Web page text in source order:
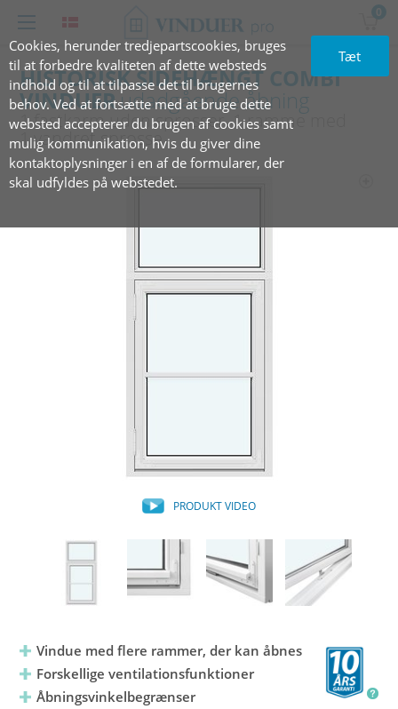
Cookies, herunder tredjepartscookies, bruges
til at forbedre kvaliteten af dette websteds
indhold og til at tilpasse det til brugernes
behov. Ved at fortsætte med at bruge dette
websted accepterer du brugen af cookies samt
mulig kommunikation, hvis du giver dine
kontaktoplysninger i en af de formularer, der
skal udfyldes på webstedet.
Tæt
0
HISTORISK SIDEHÆNGT COMBI
VINDUERudadgående åbning
1 fastkarm uden sprosser, 1 ramme med
1 vandret sprosse
PRODUKT VIDEO
Vindue med flere rammer, der kan åbnes
Forskellige ventilationsfunktioner
Åbningsvinkelbegrænser